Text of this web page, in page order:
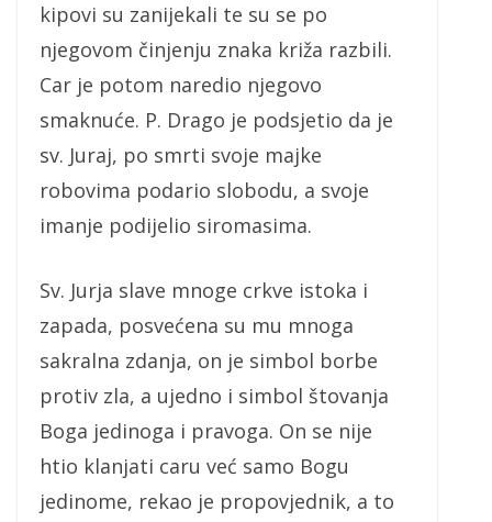
kipovi su zanijekali te su se po
njegovom činjenju znaka križa razbili.
Car je potom naredio njegovo
smaknuće. P. Drago je podsjetio da je
sv. Juraj, po smrti svoje majke
robovima podario slobodu, a svoje
imanje podijelio siromasima.
Sv. Jurja slave mnoge crkve istoka i
zapada, posvećena su mu mnoga
sakralna zdanja, on je simbol borbe
protiv zla, a ujedno i simbol štovanja
Boga jedinoga i pravoga. On se nije
htio klanjati caru već samo Bogu
jedinome, rekao je propovjednik, a to